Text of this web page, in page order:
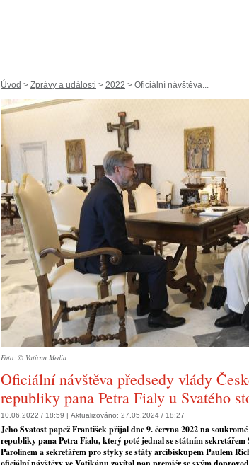
Úvod > Zprávy a události > 2022 > Oficiální návštěva...
Foto: © Vatican Media
Oficiální návštěva předsedy vlády
republiky pana Petra Fialy u Svatého
10.06.2022 / 18:59 | Aktualizováno: 27.05.2024 / 18:27
Jeho Svatost papež František přijal dne 9. června 2022 na
republiky pana Petra Fialu, který potéjednal se státním
Parolinem a sekretářem pro styky se státy arcibiskupem Paulem